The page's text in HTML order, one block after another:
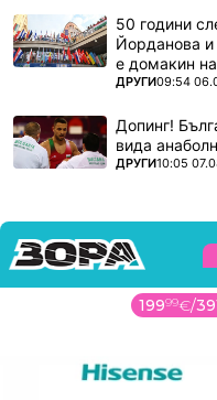
50 години
Йорданова и
е домакин
ПОВЕЧЕ ОТ
ДРУГИ09:54
Допинг!
вида
ПОВЕЧЕ ОТ
ДРУГИ10:05
19999€/